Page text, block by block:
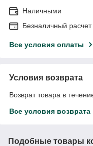
Наличными
Безналичный расчет
Все условия оплаты
Условия возврата
Возврат товара в
Все условия возврата
Подобные товары